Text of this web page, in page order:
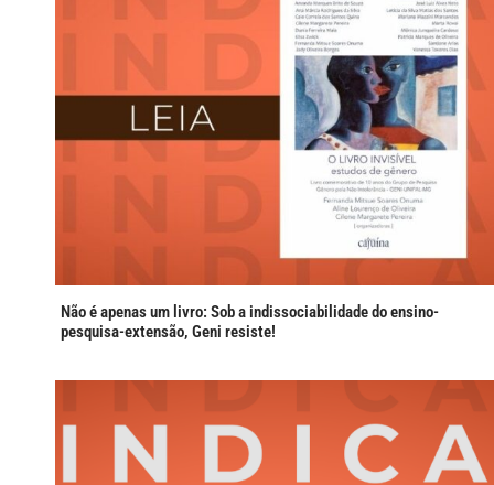
Não é apenas um livro: Sob a indissociabilidade do ensino-
pesquisa-extensão, Geni resiste!